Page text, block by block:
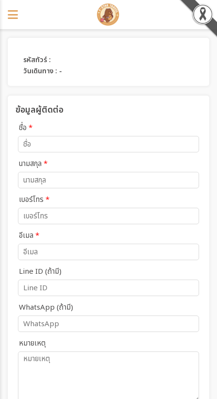
รหัสทัวร์ :
วันเดินทาง : -
ข้อมูลผู้ติดต่อ
ชื่อ *
นามสกุล *
เบอร์โทร *
อีเมล *
Line ID (ถ้ามี)
WhatsApp (ถ้ามี)
หมายเหตุ